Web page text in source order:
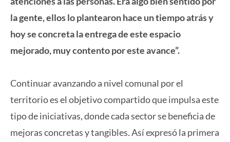
la gente, ellos lo plantearon hace un tiempo atrás y
hoy se concreta la entrega de este espacio
mejorado, muy contento por este avance”.
Continuar avanzando a nivel comunal por el
territorio es el objetivo compartido que impulsa este
tipo de iniciativas, donde cada sector se beneficia de
mejoras concretas y tangibles. Así expresó la primera